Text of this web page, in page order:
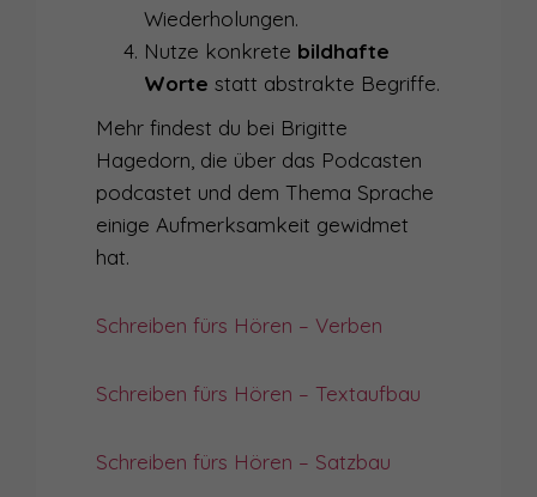
Wiederholungen.
Nutze konkrete bildhafte
Worte statt abstrakte Begriffe.
Mehr findest du bei Brigitte
Hagedorn, die über das Podcasten
podcastet und dem Thema Sprache
einige Aufmerksamkeit gewidmet
hat.
Schreiben fürs Hören – Verben
Schreiben fürs Hören – Textaufbau
Schreiben fürs Hören – Satzbau